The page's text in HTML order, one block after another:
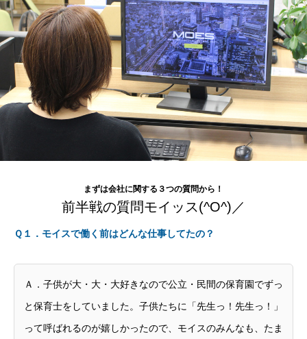
/home/moes/moes.co.jp/public_html/wp-
content/themes/fake_tcd074/page-design2.php
まずは会社に関する３つの質問から！
前半戦の質問モイッス(^O^)／
Ｑ１．モイスで働く前はどんな仕事してたの？
Ａ．子供が大・大・大好きなので公立・民間の保育園でずっ
と保育士をしていました。子供たちに「先生っ！先生っ！」
って呼ばれるのが嬉しかったので、モイスのみんなも、たま